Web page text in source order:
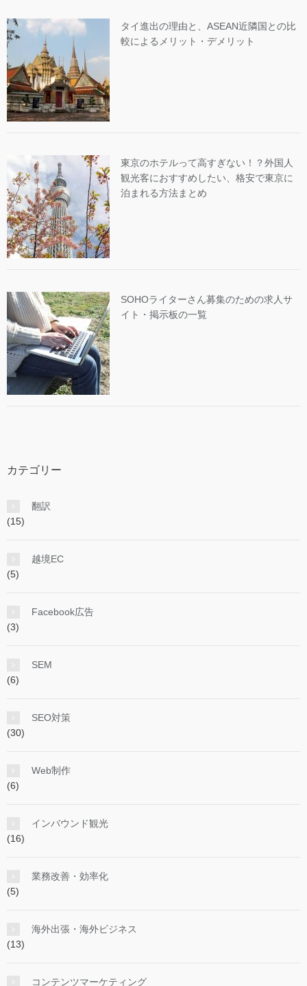
タイ進出の理由と、ASEAN近隣国との比
較によるメリット・デメリット
東京のホテルって高すぎない！？外国人
観光客におすすめしたい、格安で東京に
泊まれる方法まとめ
SOHOライターさん募集のための求人サ
イト・掲示板の一覧
カテゴリー
翻訳
(15)
越境EC
(5)
Facebook広告
(3)
SEM
(6)
SEO対策
(30)
Web制作
(6)
インバウンド観光
(16)
業務改善・効率化
(5)
海外出張・海外ビジネス
(13)
コンテンツマーケティング